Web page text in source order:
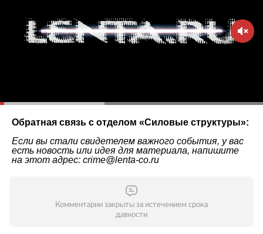
Обратная связь с отделом «Силовые структуры»:
Если вы стали свидетелем важного события, у вас
есть новость или идея для материала, напишите
на этот адрес: crime@lenta-co.ru
Комментарии закрыты за истечением срока
давности